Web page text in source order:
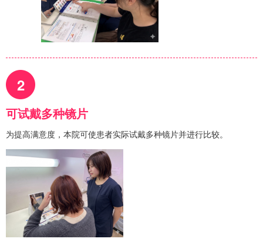
2
可试戴多种镜片
为提高满意度，本院可使患者实际试戴多种镜片并进行比较。